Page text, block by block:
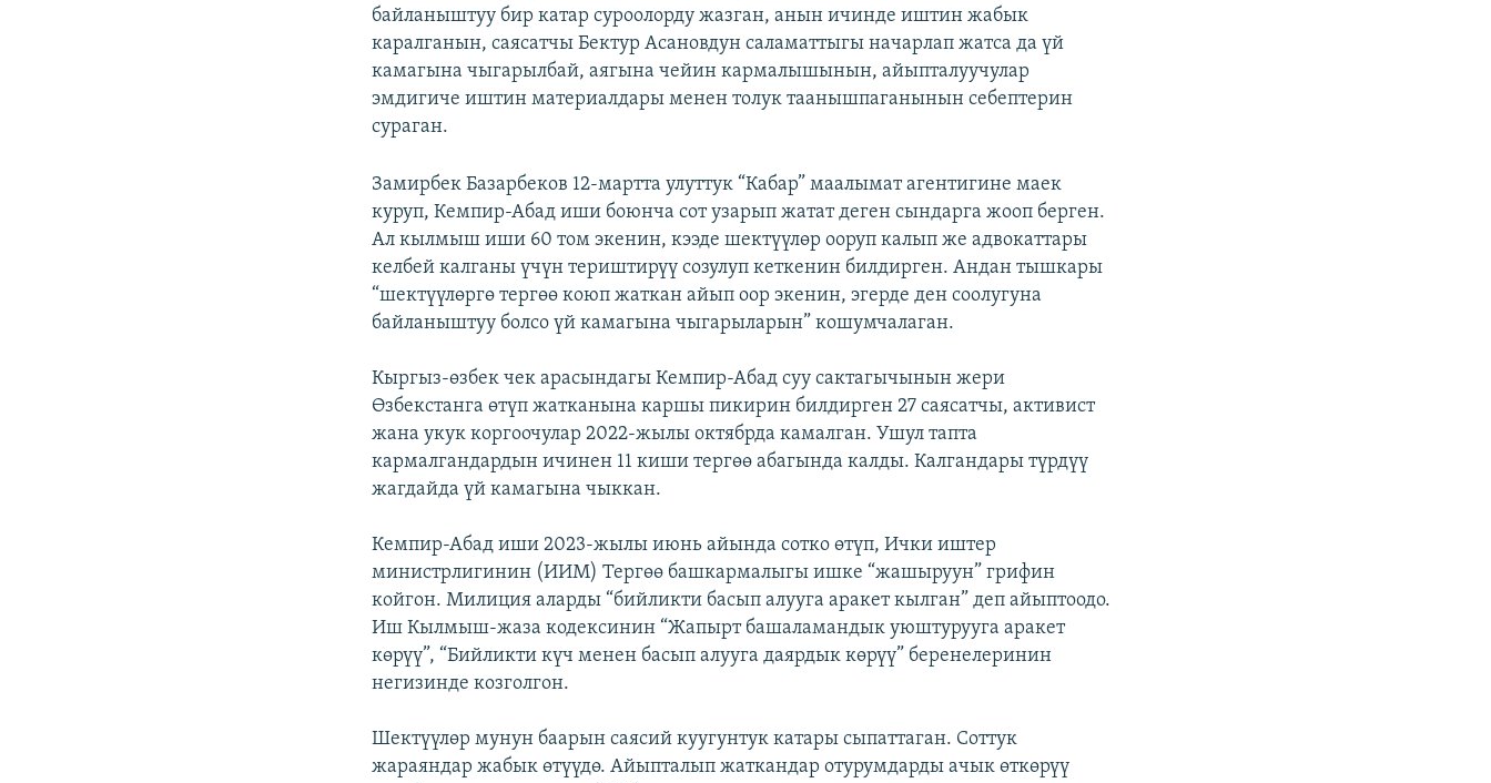
байланыштуу бир катар суроолорду жазган, анын ичинде иштин жабык
каралганын, саясатчы Бектур Асановдун саламаттыгы начарлап жатса да үй
камагына чыгарылбай, аягына чейин кармалышынын, айыпталуучулар
эмдигиче иштин материалдары менен толук таанышпаганынын себептерин
сураган.
Замирбек Базарбеков 12-мартта улуттук “Кабар” маалымат агентигине маек
куруп, Кемпир-Абад иши боюнча сот узарып жатат деген сындарга жооп берген.
Ал кылмыш иши 60 том экенин, кээде шектүүлөр ооруп калып же адвокаттары
келбей калганы үчүн териштирүү созулуп кеткенин билдирген. Андан тышкары
“шектүүлөргө тергөө коюп жаткан айып оор экенин, эгерде ден соолугуна
байланыштуу болсо үй камагына чыгарыларын” кошумчалаган.
Кыргыз-өзбек чек арасындагы Кемпир-Абад суу сактагычынын жери
Өзбекстанга өтүп жатканына каршы пикирин билдирген 27 саясатчы, активист
жана укук коргоочулар 2022-жылы октябрда камалган. Ушул тапта
кармалгандардын ичинен 11 киши тергөө абагында калды. Калгандары түрдүү
жагдайда үй камагына чыккан.
Кемпир-Абад иши 2023-жылы июнь айында сотко өтүп, Ички иштер
министрлигинин (ИИМ) Тергөө башкармалыгы ишке “жашыруун” грифин
койгон. Милиция аларды “бийликти басып алууга аракет кылган” деп айыптоодо.
Иш Кылмыш-жаза кодексинин “Жапырт башаламандык уюштурууга аракет
көрүү”, “Бийликти күч менен басып алууга даярдык көрүү” беренелеринин
негизинде козголгон.
Шектүүлөр мунун баарын саясий куугунтук катары сыпаттаган. Соттук
жараяндар жабык өтүүдө. Айыпталып жаткандар отурумдарды ачык өткөрүү